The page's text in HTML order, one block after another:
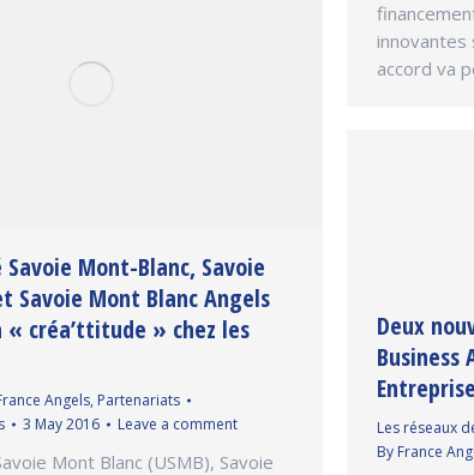
innovantes
accord va
Savoie Mont-Blanc, Savoie
Savoie Mont Blanc Angels
créa’ttitude » chez les
Angels, Partenariats
3 May 2016 Leave a comment
Mont Blanc (USMB), Savoie
Deux
Business
Les réseaux
By France